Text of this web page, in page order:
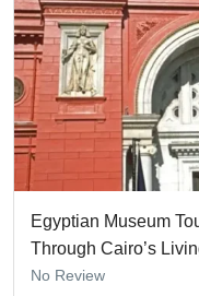
Egyptian Museum
Through Cairo’s
No Review